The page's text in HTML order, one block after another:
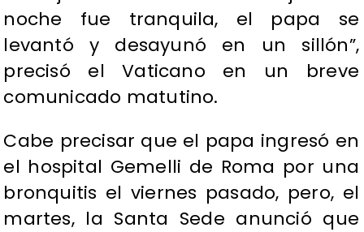
noche fue tranquila, el papa se
levantó y desayunó en un sillón”,
precisó el Vaticano en un breve
comunicado matutino.
Cabe precisar que el papa ingresó en
el hospital Gemelli de Roma por una
bronquitis el viernes pasado, pero, el
martes, la Santa Sede anunció que